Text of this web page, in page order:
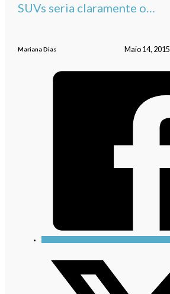
SUVs seria claramente o…
Mariana Dias Maio 14, 2015